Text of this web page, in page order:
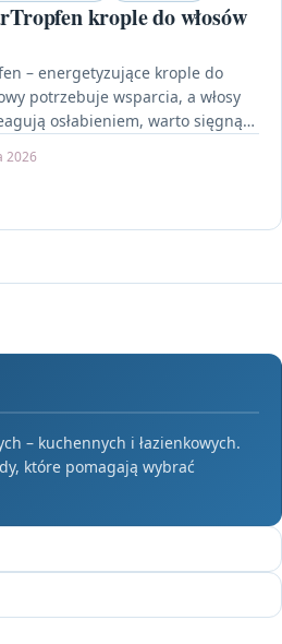
krople do włosów
– energetyzujące krople do
potrzebuje wsparcia, a włosy
osłabieniem, warto sięgnąć
2026
– kuchennych i łazienkowych.
które pomagają wybrać